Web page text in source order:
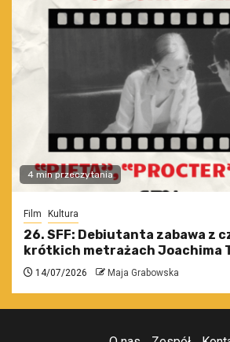
4 min przeczytania
Film Kultura
26. SFF: Debiutanta zabawa z
krótkich metrażach Joachima
14/07/2026 Maja Grabowska